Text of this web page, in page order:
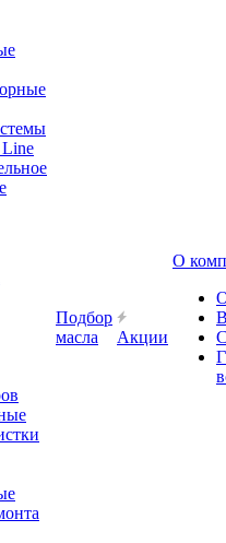
Line
Подбор
масла
Акции
О